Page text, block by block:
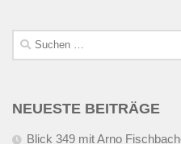
Suchen
nach:
NEUESTE BEITRÄGE
Blick 349 mit Arno